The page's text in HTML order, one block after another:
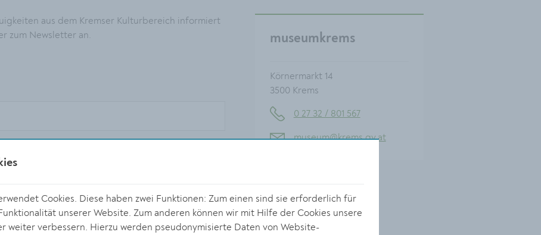
aus dem Kremser Kulturbereich informiert
zum Newsletter an.
museumkrems
Körnermarkt 14
3500 Krems
0 27 32 / 801 567
museum@krems.gv.at
Cookies. Diese haben zwei Funktionen: Zum einen sind sie erforderlich für
unserer Website. Zum anderen können wir mit Hilfe der Cookies unsere
weiter verbessern. Hierzu werden pseudonymisierte Daten von Website-